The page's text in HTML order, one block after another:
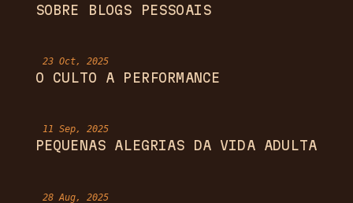
SOBRE BLOGS PESSOAIS
23 Oct, 2025
O CULTO A PERFORMANCE
11 Sep, 2025
PEQUENAS ALEGRIAS DA VIDA ADULTA
28 Aug, 2025